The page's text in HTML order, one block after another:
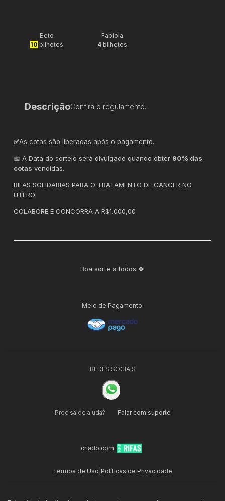
Beto
10 bilhetes
Fabíola
4 bilhetes
DescriçãoConfira o regulamento.
✅As cotas são liberadas após o pagamento.
📅 A Data do sorteio será divulgado quando obter 90% das
cotas vendidas.
RIFAS SOLIDARIAS PARA O TRATAMENTO DE CANCER NO
UTERO
COLABORE E CONCORRA A R$1.000,00
Boa sorte a todos 🍀
Meio de Pagamento:
REDES SOCIAIS
Precisa de ajuda? Falar com suporte
criado com
Termos de Uso Políticas de Privacidade